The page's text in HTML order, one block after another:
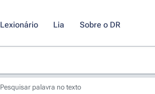
Lexionário Lia Sobre o DR